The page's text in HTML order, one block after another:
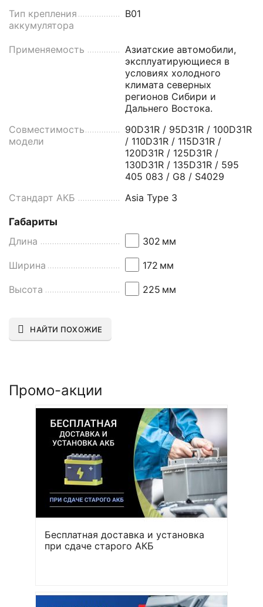
Тип крепления
аккумулятора
B01
Применяемость
Азиатские автомобили,
эксплуатирующиеся в
условиях холодного
климата северных
регионов Сибири и
Дальнего Востока.
Совместимость
модели
90D31R / 95D31R / 100D31R
/ 110D31R / 115D31R /
120D31R / 125D31R /
130D31R / 135D31R / 595
405 083 / G8 / S4029
Стандарт АКБ
Asia Type 3
Габариты
Длина
302 мм
Ширина 172 мм
Высота 225 мм
НАЙТИ ПОХОЖИЕ
Промо-акции
Бесплатная доставка и установка
при сдаче старого АКБ